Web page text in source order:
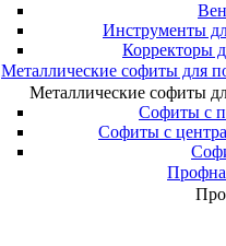
Инструменты
Корректоры
Металлические софиты для
Металлические софиты
Софиты с
Софиты с